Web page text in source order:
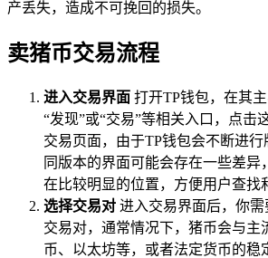
产丢失，造成不可挽回的损失。
卖猪币交易流程
进入交易界面 打开TP钱包，在其
“发现”或“交易”等相关入口，点击
交易页面，由于TP钱包会不断进
同版本的界面可能会存在一些差异
在比较明显的位置，方便用户查找
选择交易对 进入交易界面后，你
交易对，通常情况下，猪币会与主
币、以太坊等，或者法定货币的稳